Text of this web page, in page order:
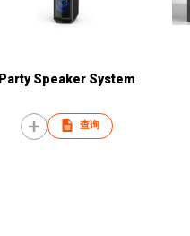
Party Speaker System
查询